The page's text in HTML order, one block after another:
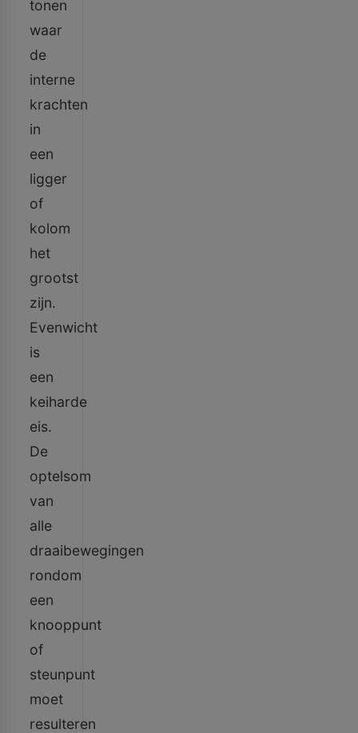
tonen
waar
de
interne
krachten
in
een
ligger
of
kolom
het
grootst
zijn.
Evenwicht
is
een
keiharde
eis.
De
optelsom
van
alle
draaibewegingen
rondom
een
knooppunt
of
steunpunt
moet
resulteren